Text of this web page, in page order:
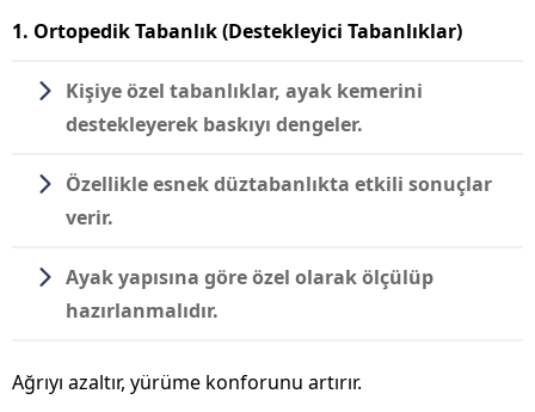
1. Ortopedik Tabanlık (Destekleyici Tabanlıklar)
Kişiye özel tabanlıklar, ayak kemerini
destekleyerek baskıyı dengeler.
Özellikle esnek düztabanlıkta etkili sonuçlar
verir.
Ayak yapısına göre özel olarak ölçülüp
hazırlanmalıdır.
Ağrıyı azaltır, yürüme konforunu artırır.